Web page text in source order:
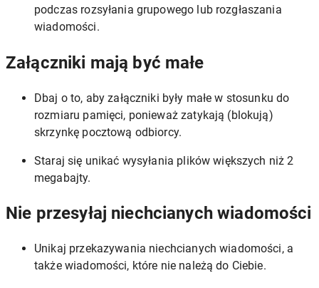
podczas rozsyłania grupowego lub rozgłaszania
wiadomości.
Załączniki mają być małe
Dbaj o to, aby załączniki były małe w stosunku do
rozmiaru pamięci, ponieważ zatykają (blokują)
skrzynkę pocztową odbiorcy.
Staraj się unikać wysyłania plików większych niż 2
megabajty.
Nie przesyłaj niechcianych wiadomości
Unikaj przekazywania niechcianych wiadomości, a
także wiadomości, które nie należą do Ciebie.